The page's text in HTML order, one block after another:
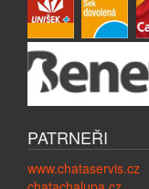
PATRNEŘI
www.chataservis.cz